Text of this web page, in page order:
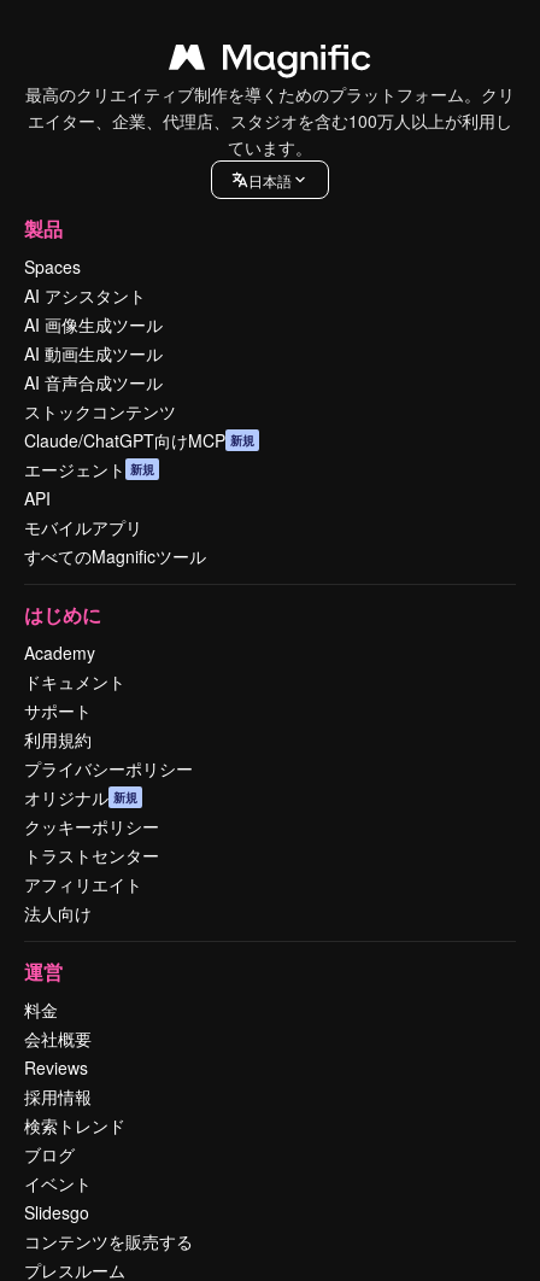
最高のクリエイティブ制作を導くためのプラットフォーム。クリ
エイター、企業、代理店、スタジオを含む100万人以上が利用し
ています。
日本語
製品
Spaces
AI アシスタント
AI 画像生成ツール
AI 動画生成ツール
AI 音声合成ツール
ストックコンテンツ
Claude/ChatGPT向けMCP 新規
エージェント 新規
API
モバイルアプリ
すべてのMagnificツール
はじめに
Academy
ドキュメント
サポート
利用規約
プライバシーポリシー
オリジナル 新規
クッキーポリシー
トラストセンター
アフィリエイト
法人向け
運営
料金
会社概要
Reviews
採用情報
検索トレンド
ブログ
イベント
Slidesgo
コンテンツを販売する
プレスルーム